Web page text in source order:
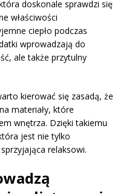
doskonale sprawdzi się
właściwości
ciepło podczas
wprowadzają do
ale także przytulny
kierować się zasadą, że
materiały, które
wnętrza. Dzięki takiemu
jest nie tylko
relaksowi.